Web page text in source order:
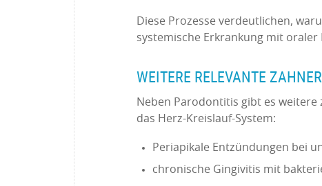
Diese Prozesse verdeutlichen,
systemische Erkrankung mit
WEITERE RELEVANTE
Neben Parodontitis gibt es
das Herz-Kreislauf-System:
Periapikale Entzündungen bei
chronische Gingivitis mit